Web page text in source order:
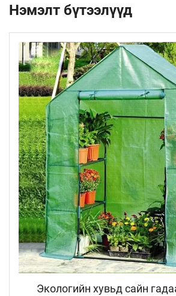
Нэмэлт бүтээлүүд
Экологийн хувьд сайн